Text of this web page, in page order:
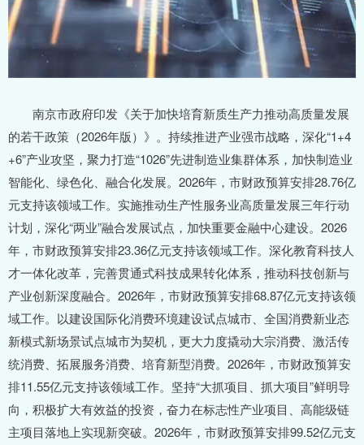
南京市政府印发《关于加快培育新质生产力推动高质量发展
的若干政策（2026年版）》。持续推进产业强市战略，深化“1+4
+6”产业攻坚，聚力打造“1026”先进制造业集群体系，加快制造业
智能化、绿色化、融合化发展。2026年，市财政预算安排28.76亿
元支持该领域工作。实施推动生产性服务业高质量发展三年行动
计划，深化“两业”融合发展试点，加快重要金融中心建设。2026
年，市财政预算安排23.36亿元支持该领域工作。深化教育科技人
才一体化改革，完善贯通式科技成果转化体系，推动科技创新与
产业创新深度融合。2026年，市财政预算安排68.87亿元支持该领
域工作。以建设国际化消费环境建设试点城市、全国消费新业态
新模式新场景试点城市为契机，更大力度撬动大宗消费、激活传
统消费、拓展服务消费、培育新型消费。2026年，市财政预算安
排11.55亿元支持该领域工作。坚持“大抓项目、抓大项目”鲜明导
向，积极扩大有效益的投资，奋力在标志性产业项目、高能级链
主项目落地上实现新突破。2026年，市财政预算安排99.52亿元支